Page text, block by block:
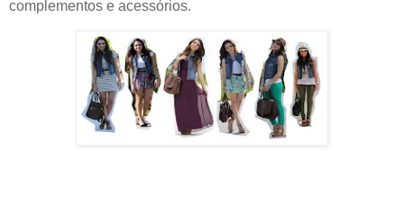
complementos e acessórios.